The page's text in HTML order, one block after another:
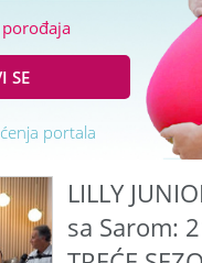
SE
portala
LILLY
sa Sarom: